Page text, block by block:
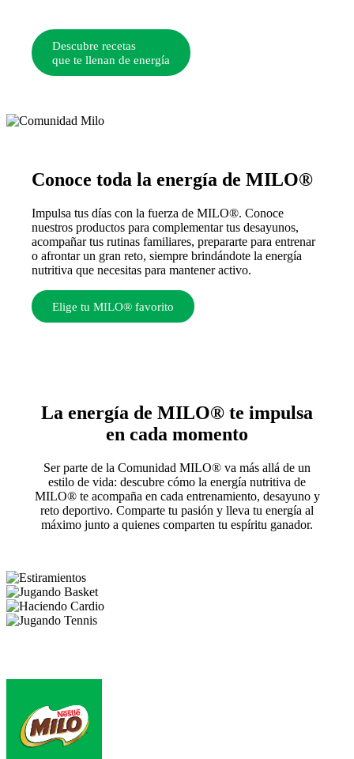
Descubre recetas
que te llenan de energía
Conoce toda la energía de MILO®
Impulsa tus días con la fuerza de MILO®. Conoce
nuestros productos para complementar tus desayunos,
acompañar tus rutinas familiares, prepararte para entrenar
o afrontar un gran reto, siempre brindándote la energía
nutritiva que necesitas para mantener activo.
Elige tu MILO® favorito
La energía de MILO® te impulsa
en cada momento
Ser parte de la Comunidad MILO® va más allá de un
estilo de vida: descubre cómo la energía nutritiva de
MILO® te acompaña en cada entrenamiento, desayuno y
reto deportivo. Comparte tu pasión y lleva tu energía al
máximo junto a quienes comparten tu espíritu ganador.
Footer